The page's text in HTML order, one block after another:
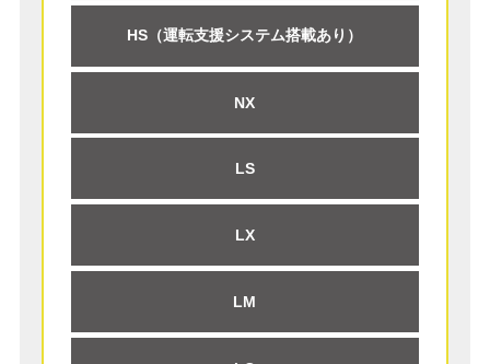
HS（運転支援システム搭載あり）
NX
LS
LX
LM